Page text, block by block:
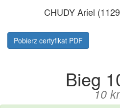
CHUDY Ariel
Pobierz certyfikat PDF
Bieg
10